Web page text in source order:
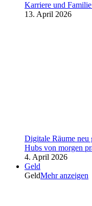
Karriere und
13. April 2026
Digitale Räume neu
Hubs von morgen
4. April 2026
Geld
GeldMehr anzeigen